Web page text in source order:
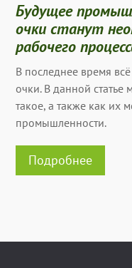
Будущее
очки станут
рабочего
В последнее время
очки. В данной статье
такое, а также как их
промышленности.
Подробнее